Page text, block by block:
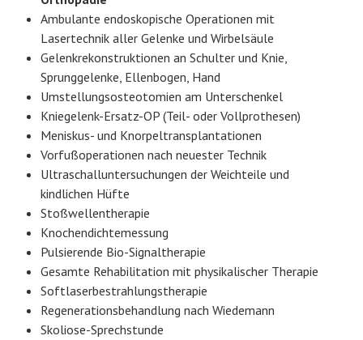
Ambulante endoskopische Operationen mit
Lasertechnik aller Gelenke und Wirbelsäule
Gelenkrekonstruktionen an Schulter und Knie,
Sprunggelenke, Ellenbogen, Hand
Umstellungsosteotomien am Unterschenkel
Kniegelenk-Ersatz-OP (Teil- oder Vollprothesen)
Meniskus- und Knorpeltransplantationen
Vorfußoperationen nach neuester Technik
Ultraschalluntersuchungen der Weichteile und
kindlichen Hüfte
Stoßwellentherapie
Knochendichtemessung
Pulsierende Bio-Signaltherapie
Gesamte Rehabilitation mit physikalischer Therapie
Softlaserbestrahlungstherapie
Regenerationsbehandlung nach Wiedemann
Skoliose-Sprechstunde